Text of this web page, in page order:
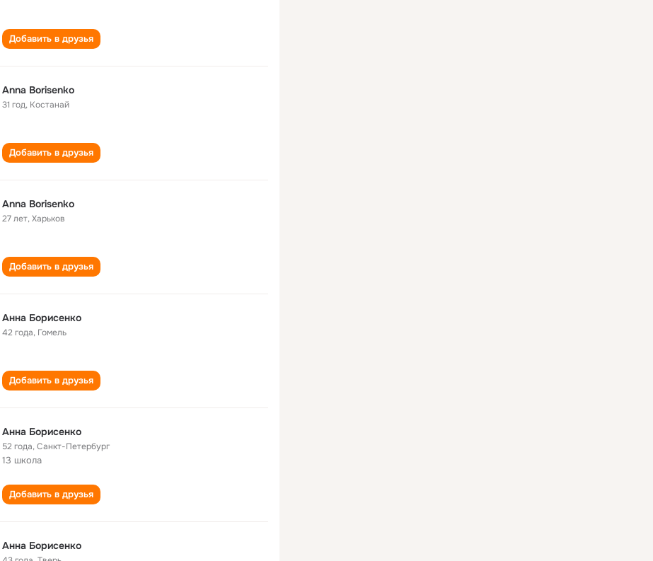
Добавить в друзья
Anna Borisenko
31 год, Костанай
Добавить в друзья
Anna Borisenko
27 лет,Харьков
Добавить в друзья
Анна Борисенко
42 года, Гомель
Добавить в друзья
Анна Борисенко
52 года,Санкт-Петербург
13 школа
Добавить в друзья
Анна Борисенко